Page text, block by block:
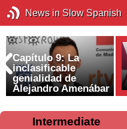
News in Slow Spanish
Capítulo 9: La
inclasificable
genialidad de
Alejandro Amenábar
Intermediate